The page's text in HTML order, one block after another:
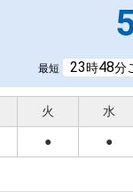
最短 23時48分
火 水
● ●